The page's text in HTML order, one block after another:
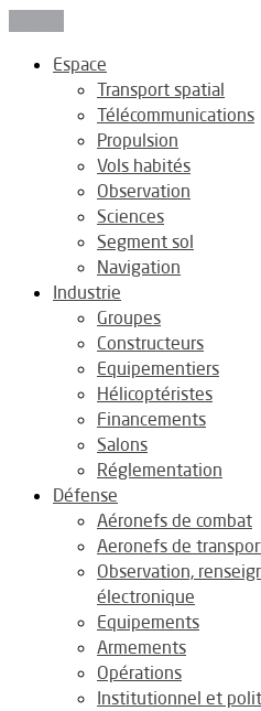
Espace
Transport spatial
Télécommunications
Propulsion
Vols habités
Observation
Sciences
Segment sol
Navigation
Industrie
Groupes
Constructeurs
Equipementiers
Hélicoptéristes
Financements
Salons
Réglementation
Défense
Aéronefs de combat
Aeronefs de
Observation,
électronique
Equipements
Armements
Opérations
Institutionnel et